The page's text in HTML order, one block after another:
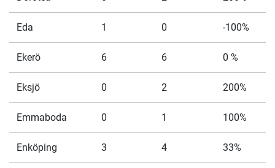
Eda 1 0 -100%
Ekerö 6 6 0 %
Eksjö 0 2 200%
Emmaboda 0 1 100%
Enköping 3 4 33%